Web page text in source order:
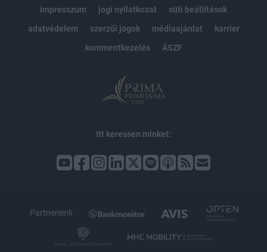
impresszum
jogi nyilatkozat
süti beállítások
adatvédelem
szerzői jogok médiaajánlat
karrier
kommentkezelés
ÁSZF
Itt keressen minket:
Partnereink